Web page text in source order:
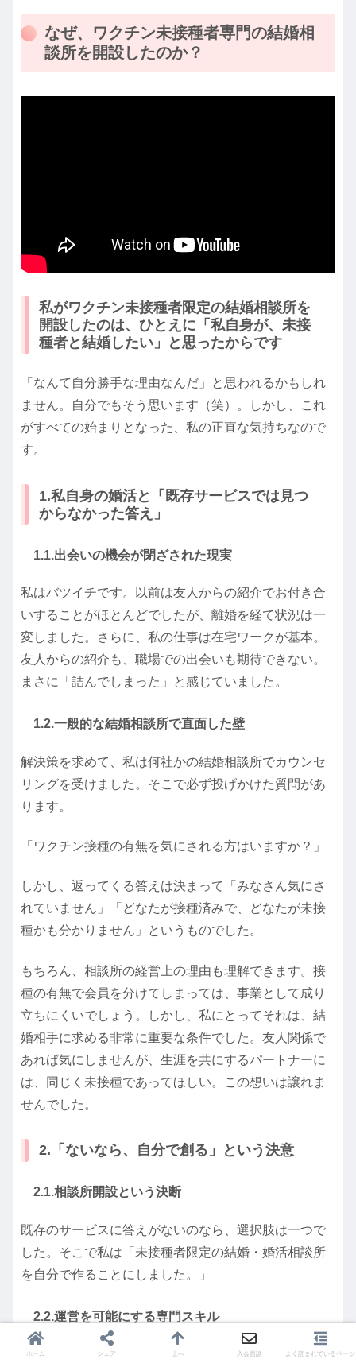
なぜ、ワクチン未接種者専門の結婚相
談所を開設したのか？
私がワクチン未接種者限定の結婚相談所を
開設したのは、ひとえに「私自身が、未接
種者と結婚したい」と思ったからです
「なんて自分勝手な理由なんだ」と思われるかもしれ
ません。自分でもそう思います（笑）。しかし、これ
がすべての始まりとなった、私の正直な気持ちなので
す。
1.私自身の婚活と「既存サービスでは見つ
からなかった答え」
1.1.出会いの機会が閉ざされた現実
私はバツイチです。以前は友人からの紹介でお付き合
いすることがほとんどでしたが、離婚を経て状況は一
変しました。さらに、私の仕事は在宅ワークが基本。
友人からの紹介も、職場での出会いも期待できない。
まさに「詰んでしまった」と感じていました。
1.2.一般的な結婚相談所で直面した壁
解決策を求めて、私は何社かの結婚相談所でカウンセ
リングを受けました。そこで必ず投げかけた質問があ
ります。
「ワクチン接種の有無を気にされる方はいますか？」
しかし、返ってくる答えは決まって「みなさん気にさ
れていません」「どなたが接種済みで、どなたが未接
種かも分かりません」というものでした。
もちろん、相談所の経営上の理由も理解できます。接
種の有無で会員を分けてしまっては、事業として成り
立ちにくいでしょう。しかし、私にとってそれは、結
婚相手に求める非常に重要な条件でした。友人関係で
あれば気にしませんが、生涯を共にするパートナーに
は、同じく未接種であってほしい。この想いは譲れま
せんでした。
2.「ないなら、自分で創る」という決意
2.1.相談所開設という決断
既存のサービスに答えがないのなら、選択肢は一つで
した。そこで私は「未接種者限定の結婚・婚活相談所
を自分で作ることにしました。」
2.2.運営を可能にする専門スキル
「そんなことが可能なのか？」と疑問に思われるかも
ホーム シェア 上へ 入会面談 よく読まれているページ